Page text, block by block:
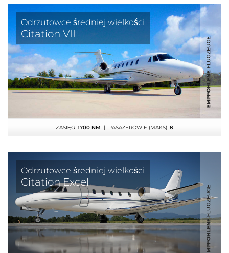
Odrzutowce średniej wielkości
Citation VII
ZASIĘG: 1700 NM | PASAŻEROWIE (MAKS): 8
Odrzutowce średniej wielkości
Citation Excel